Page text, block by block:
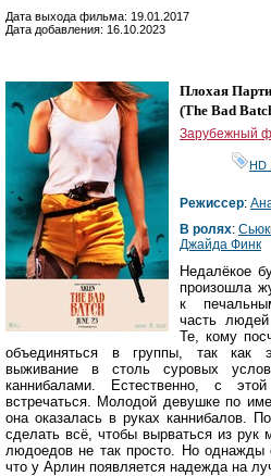
Дата выхода фильма: 19.01.2017
Дата добавления: 16.10.2023
Плохая
(The Bad
Зарубежный
HD
Режиссер:
В ролях:
Джайда Финк
Недалёкое
произошла
к
часть
Те, кому
объединяться в группы, так как
выживание в столь суровых
каннибалами. Естественно, с
встречаться. Молодой девушке по
она оказалась в руках каннибалов.
сделать всё, чтобы вырваться из рук
людоедов не так просто. Но однажды
что у Арлин появляется надежда на